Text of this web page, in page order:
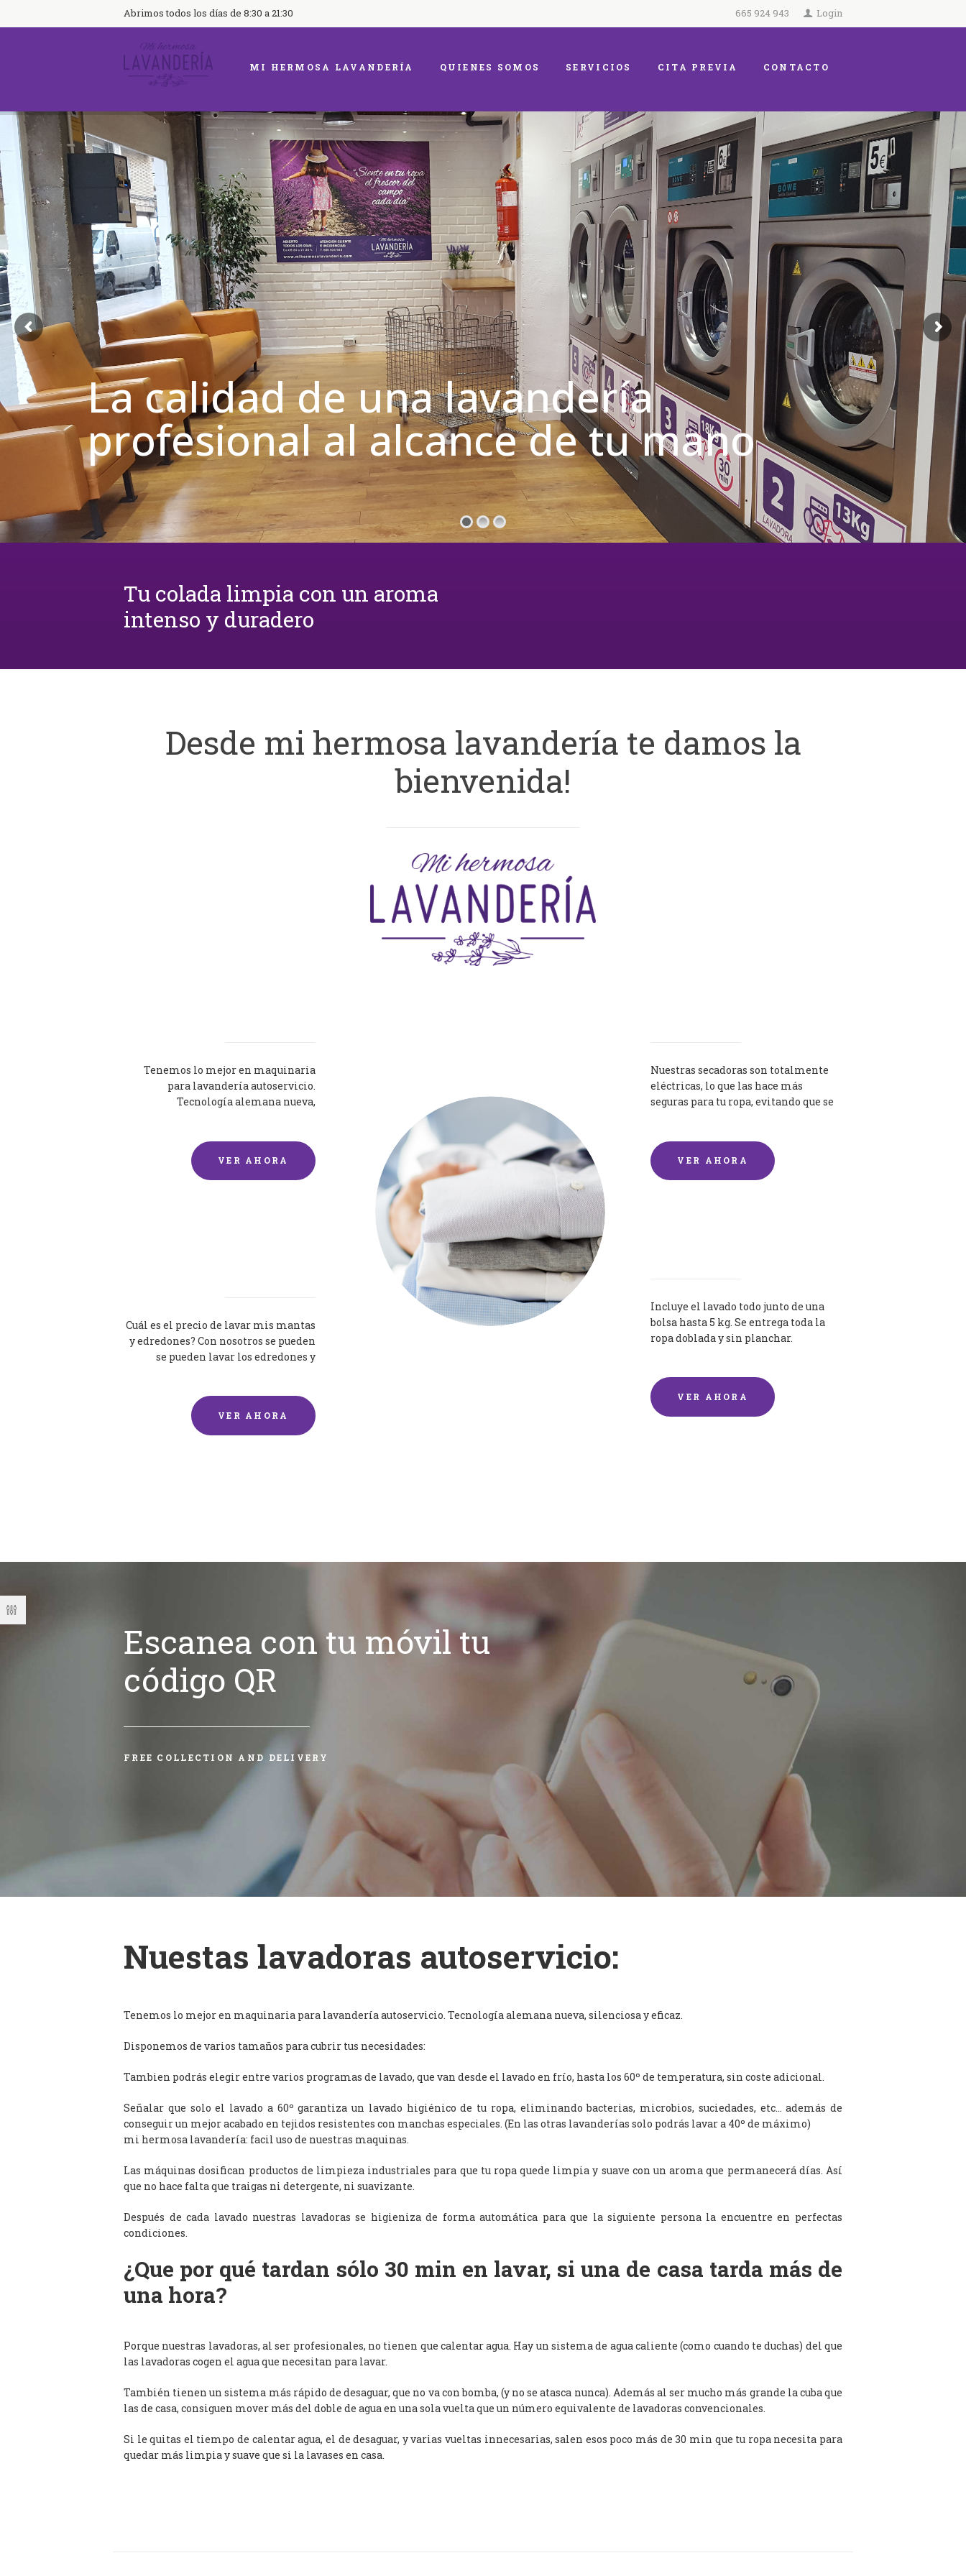
Abrimos todos los días de 8:30 a 21:30 665 924 943 Login
MI HERMOSA LAVANDERÍA QUIENES SOMOS SERVICIOS CITA PREVIA CONTACTO
La calidad de una lavandería
profesional al alcance de tu mano
Tu colada limpia con un aroma
intenso y duradero
Desde mi hermosa lavandería te damos la
bienvenida!
Tenemos lo mejor en maquinaria
para lavandería autoservicio.
Tecnología alemana nueva,
VER AHORA
Nuestras secadoras son totalmente
eléctricas, lo que las hace más
seguras para tu ropa, evitando que se
VER AHORA
Cuál es el precio de lavar mis mantas
y edredones? Con nosotros se pueden
se pueden lavar los edredones y
VER AHORA
Incluye el lavado todo junto de una
bolsa hasta 5 kg. Se entrega toda la
ropa doblada y sin planchar.
VER AHORA
Escanea con tu móvil tu
código QR
FREE COLLECTION AND DELIVERY
Nuestas lavadoras autoservicio:
Tenemos lo mejor en maquinaria para lavandería autoservicio. Tecnología alemana nueva, silenciosa y eficaz.
Disponemos de varios tamaños para cubrir tus necesidades:
Tambien podrás elegir entre varios programas de lavado, que van desde el lavado en frío, hasta los 60º de temperatura, sin coste adicional.
Señalar que solo el lavado a 60º garantiza un lavado higiénico de tu ropa, eliminando bacterias, microbios, suciedades, etc… además de
conseguir un mejor acabado en tejidos resistentes con manchas especiales. (En las otras lavanderías solo podrás lavar a 40º de máximo)
mi hermosa lavandería: facil uso de nuestras maquinas.
Las máquinas dosifican productos de limpieza industriales para que tu ropa quede limpia y suave con un aroma que permanecerá días. Así
que no hace falta que traigas ni detergente, ni suavizante.
Después de cada lavado nuestras lavadoras se higieniza de forma automática para que la siguiente persona la encuentre en perfectas
condiciones.
¿Que por qué tardan sólo 30 min en lavar, si una de casa tarda más de
una hora?
Porque nuestras lavadoras, al ser profesionales, no tienen que calentar agua. Hay un sistema de agua caliente (como cuando te duchas) del que
las lavadoras cogen el agua que necesitan para lavar.
También tienen un sistema más rápido de desaguar, que no va con bomba, (y no se atasca nunca). Además al ser mucho más grande la cuba que
las de casa, consiguen mover más del doble de agua en una sola vuelta que un número equivalente de lavadoras convencionales.
Si le quitas el tiempo de calentar agua, el de desaguar, y varias vueltas innecesarias, salen esos poco más de 30 min que tu ropa necesita para
quedar más limpia y suave que si la lavases en casa.